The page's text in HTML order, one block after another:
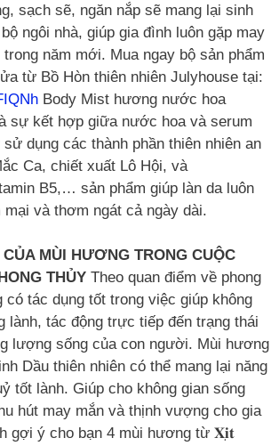
sạch sẽ, ngăn nắp sẽ mang lại sinh
ngôi nhà, giúp gia đình luôn gặp may
trong năm mới. Mua ngay bộ sản phẩm
từ Bồ Hòn thiên nhiên Julyhouse tại:
Body Mist hương nước hoa
sự kết hợp giữa nước hoa và serum
dụng các thành phần thiên nhiên an
Ca, chiết xuất Lô Hội, và
B5,… sản phẩm giúp làn da luôn
mại và thơm ngát cả ngày dài.
MÙI HƯƠNG TRONG CUỘC
THỦY Theo quan điểm về phong
có tác dụng tốt trong việc giúp không
lành, tác động trực tiếp đến trạng thái
lượng sống của con người. Mùi hương
Dầu thiên nhiên có thể mang lại năng
tốt lành. Giúp cho không gian sống
hút may mắn và thịnh vượng cho gia
gợi ý cho bạn 4 mùi hương từ 𝐗𝐢̣𝐭